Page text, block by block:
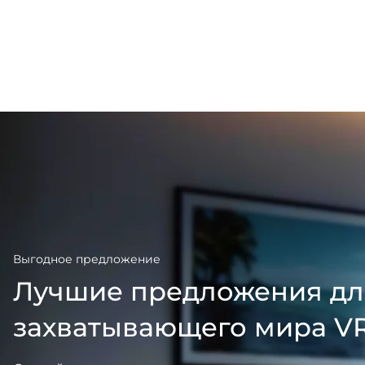
Выгодное предложение
Лучшие предложения
захватывающего мира